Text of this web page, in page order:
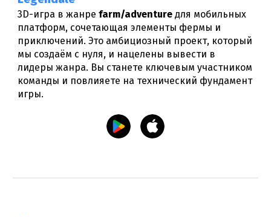
3D-игра в жанреfarm/adventure для мобильных
платформ, сочетающая элементы фермы и
приключений. Это амбициозный проект, который
мы создаём с нуля, и нацелены вывести в
лидеры жанра. Вы станете ключевым участником
команды и повлияете на технический фундамент
игры.